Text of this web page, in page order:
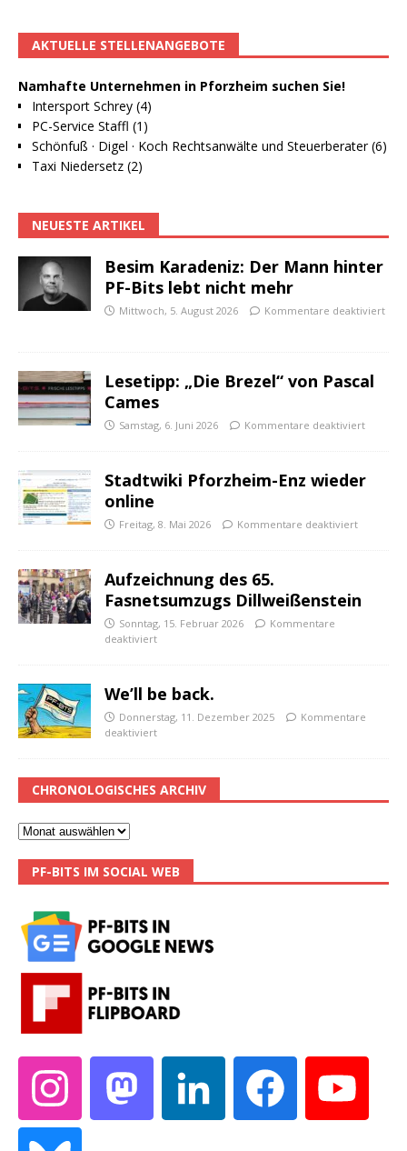
AKTUELLE STELLENANGEBOTE
Namhafte Unternehmen in Pforzheim suchen Sie!
Intersport Schrey (4)
PC-Service Staffl (1)
Schönfuß · Digel · Koch Rechtsanwälte und Steuerberater (6)
Taxi Niedersetz (2)
NEUESTE ARTIKEL
Besim Karadeniz: Der Mann hinter
PF-Bits lebt nicht mehr
Mittwoch, 5. August 2026 Kommentare deaktiviert
Lesetipp: „Die Brezel“ von Pascal
Cames
Samstag, 6. Juni 2026 Kommentare deaktiviert
Stadtwiki Pforzheim-Enz wieder
online
Freitag, 8. Mai 2026 Kommentare deaktiviert
Aufzeichnung des 65.
Fasnetsumzugs Dillweißenstein
Sonntag, 15. Februar 2026
Kommentare
deaktiviert
We’ll be back.
Donnerstag, 11. Dezember 2025
Kommentare
deaktiviert
CHRONOLOGISCHES ARCHIV
PF-BITS IM SOCIAL WEB